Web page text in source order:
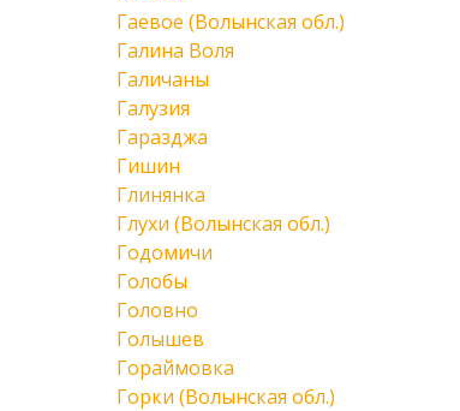
Гаевое (Волынская обл.)
Галина Воля
Галичаны
Галузия
Гаразджа
Гишин
Глинянка
Глухи (Волынская обл.)
Годомичи
Голобы
Головно
Голышев
Гораймовка
Горки (Волынская обл.)